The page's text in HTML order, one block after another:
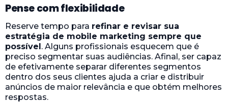
Pense com flexibilidade
Reserve tempo para refinar e revisar sua
estratégia de mobile marketing sempre que
possível. Alguns profissionais esquecem que é
preciso segmentar suas audiências. Afinal, ser capaz
de efetivamente separar diferentes segmentos
dentro dos seus clientes ajuda a criar e distribuir
anúncios de maior relevância e que obtém melhores
respostas.